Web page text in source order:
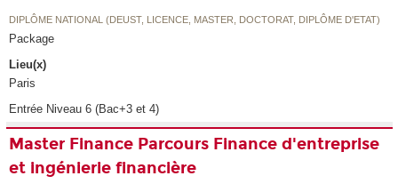
DIPLÔME NATIONAL (DEUST, LICENCE, MASTER, DOCTORAT, DIPLÔME D'ETAT)
Package
Lieu(x)
Paris
Entrée Niveau 6 (Bac+3 et 4)
Master Finance Parcours Finance d'entreprise
et ingénierie financière